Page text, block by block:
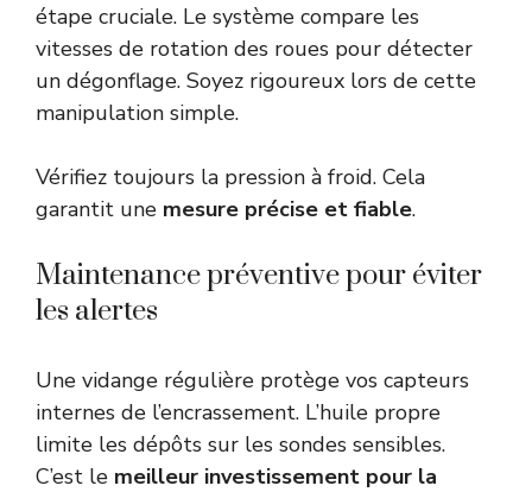
étape cruciale. Le système compare les
vitesses de rotation des roues pour détecter
un dégonflage. Soyez rigoureux lors de cette
manipulation simple.
Vérifiez toujours la pression à froid. Cela
garantit une mesure précise et fiable.
Maintenance préventive pour éviter
les alertes
Une vidange régulière protège vos capteurs
internes de l’encrassement. L’huile propre
limite les dépôts sur les sondes sensibles.
C’est le meilleur investissement pour la